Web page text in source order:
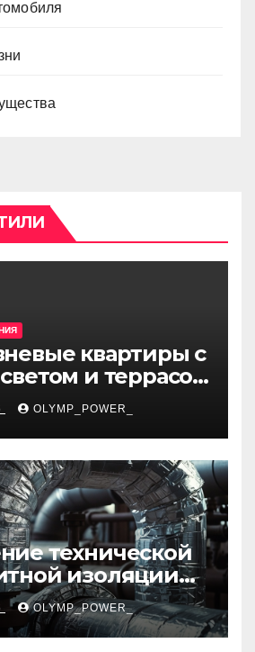
квартиры с
и террасой
жилом
OLYMP_POWER_
технической
изоляции
и нормативные
OLYMP_POWER_